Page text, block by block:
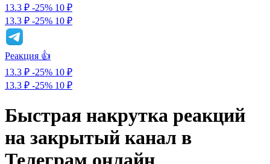
13.3 ₽ -25% 10 ₽
13.3 ₽ -25% 10 ₽
Реакция 👍
13.3 ₽ -25% 10 ₽
13.3 ₽ -25% 10 ₽
Быстрая накрутка реакций
на закрытый канал в